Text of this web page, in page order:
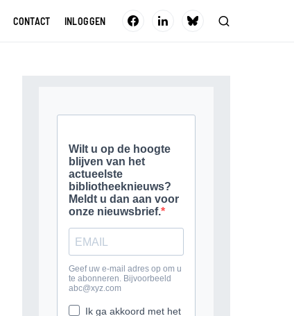
CONTACT INLOGGEN